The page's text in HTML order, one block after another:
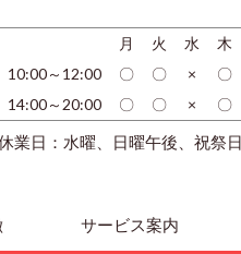
月 火 水 木
10:00～12:00
〇 〇 × 〇
14:00～20:00
〇 〇 × 〇
業日：水曜、日曜午後、祝祭日
サービス案内